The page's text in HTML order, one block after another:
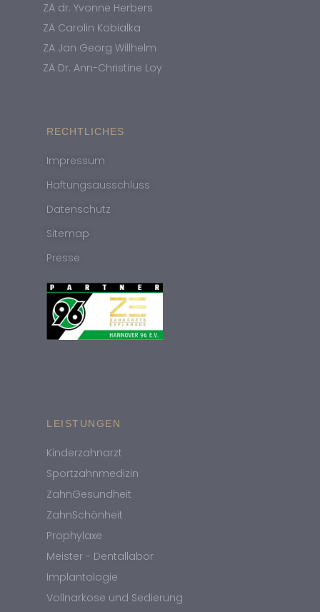
ZÄ dr. Yvonne Herbers
ZÄ Carolin Kobialka
ZA Jan Georg Willhelm
ZÄ Dr. Ann-Christine Loy
RECHTLICHES
Impressum
Haftungsausschluss
Datenschutz
Sitemap
Presse
LEISTUNGEN
Kinderzahnarzt
Sportzahnmedizin
ZahnGesundheit
ZahnSchönheit
Prophylaxe
Meister - Dentallabor
Implantologie
Vollnarkose und Sedierung